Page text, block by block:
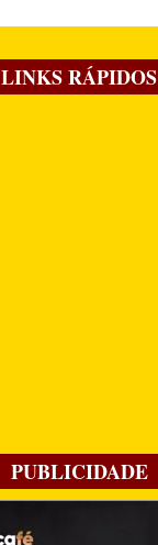
LINKS RÁPIDOS
PUBLICIDADE